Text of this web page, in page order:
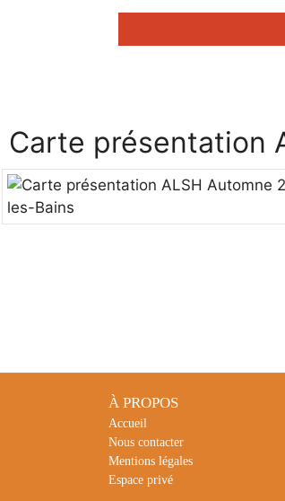
Carte présentation
À PROPOS
Accueil
Nous contacter
Mentions légales
Espace privé